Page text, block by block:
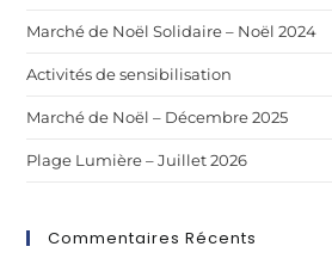
Marché de Noël Solidaire – Noël 2024
Activités de sensibilisation
Marché de Noël – Décembre 2025
Plage Lumière – Juillet 2026
Commentaires Récents